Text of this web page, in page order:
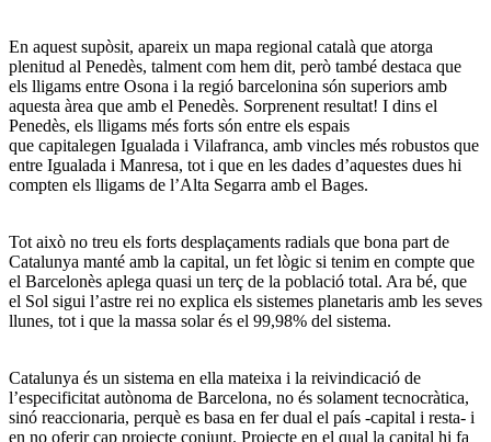
En aquest supòsit, apareix un mapa regional català que atorga
plenitud al Penedès, talment com hem dit, però també destaca que
els lligams entre Osona i la regió barcelonina són superiors amb
aquesta àrea que amb el Penedès. Sorprenent resultat! I dins el
Penedès, els lligams més forts són entre els espais
que capitalegen Igualada i Vilafranca, amb vincles més robustos que
entre Igualada i Manresa, tot i que en les dades d’aquestes dues hi
compten els lligams de l’Alta Segarra amb el Bages.
Tot això no treu els forts desplaçaments radials que bona part de
Catalunya manté amb la capital, un fet lògic si tenim en compte que
el Barcelonès aplega quasi un terç de la població total. Ara bé, que
el Sol sigui l’astre rei no explica els sistemes planetaris amb les seves
llunes, tot i que la massa solar és el 99,98% del sistema.
Catalunya és un sistema en ella mateixa i la reivindicació de
l’especificitat autònoma de Barcelona, no és solament tecnocràtica,
sinó reaccionaria, perquè es basa en fer dual el país -capital i resta- i
en no oferir cap projecte conjunt. Projecte en el qual la capital hi fa